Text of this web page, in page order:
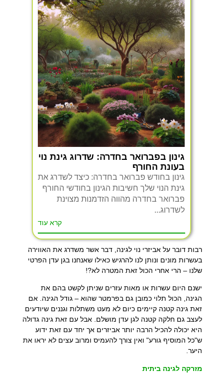
רבות דובר על אביזרי נוי לגינה, דבר אשר משדרג את האווירה
בעשרות מונים ונותן לנו להרגיש כאילו שאנחנו בגן עדן הפרטי
שלנו – הרי אחרי הכול זאת המטרה לא?!
ישנם היום עשרות או מאות עזרים שניתן לקשט בהם את
הגינה, הכול תלוי כמובן גם בפרמטר שהוא – גודל הגינה. אם
זאת גינה קטנה קיימים כיום לא מעט משתלות וגננים שיודעים
לעצב גם חלקה קטנה לגן עדן מושלם. אבל עם זאת גינה גדולה
היא יכולה להכיל הרבה יותר אביזרים אך יחד עם זאת ידוע
ש"כל המוסיף גורע" ואין צורך להעמיס ומרוב עצים לא יראו את
היער.
מזרקה לגינה ביתית
גינון בפברואר בחדרה: שדרוג גינת נוי
בעונת החורף
גינון בחודש פברואר בחדרה: כיצד לשדרג את
גינת הנוי שלך חשיבות הגינון בחודשי החורף
פברואר בחדרה מהווה הזדמנות מצוינת
לשדרוג...
קרא עוד